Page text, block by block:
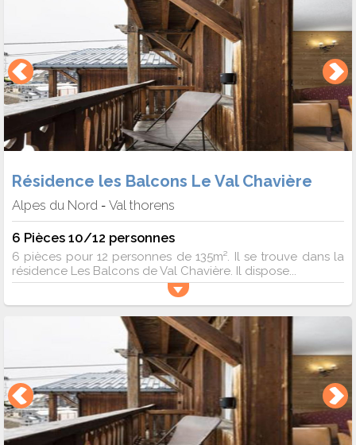
Résidence les Balcons Le Val Chavière
Alpes du Nord - Val thorens
6 Pièces 10/12 personnes
6 pièces pour 12 personnes de 135m². Il se trouve dans la
résidence Les Balcons de Val Chavière. Il dispose...